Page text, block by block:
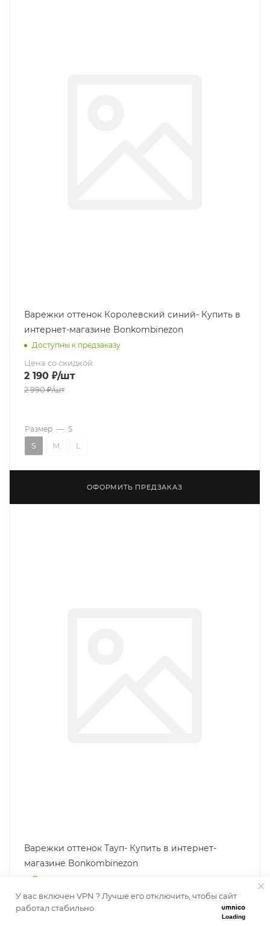
Варежки оттенок Королевский синий- Купить в
интернет-магазине Bonkombinezon
Доступны к предзаказу
Цена со скидкой
2 190 ₽/шт
2 990₽/шт
ОФОРМИТЬ ПРЕДЗАКАЗ
Размер — S
S M L
Варежки оттенок Тауп- Купить в интернет-
магазине Bonkombinezon
Доступны к предзаказу
Цена со скидкой
2 190 ₽/шт
Loading
У вас включен VPN ? Лучше его отключить, чтобы сайт
работал стабильно